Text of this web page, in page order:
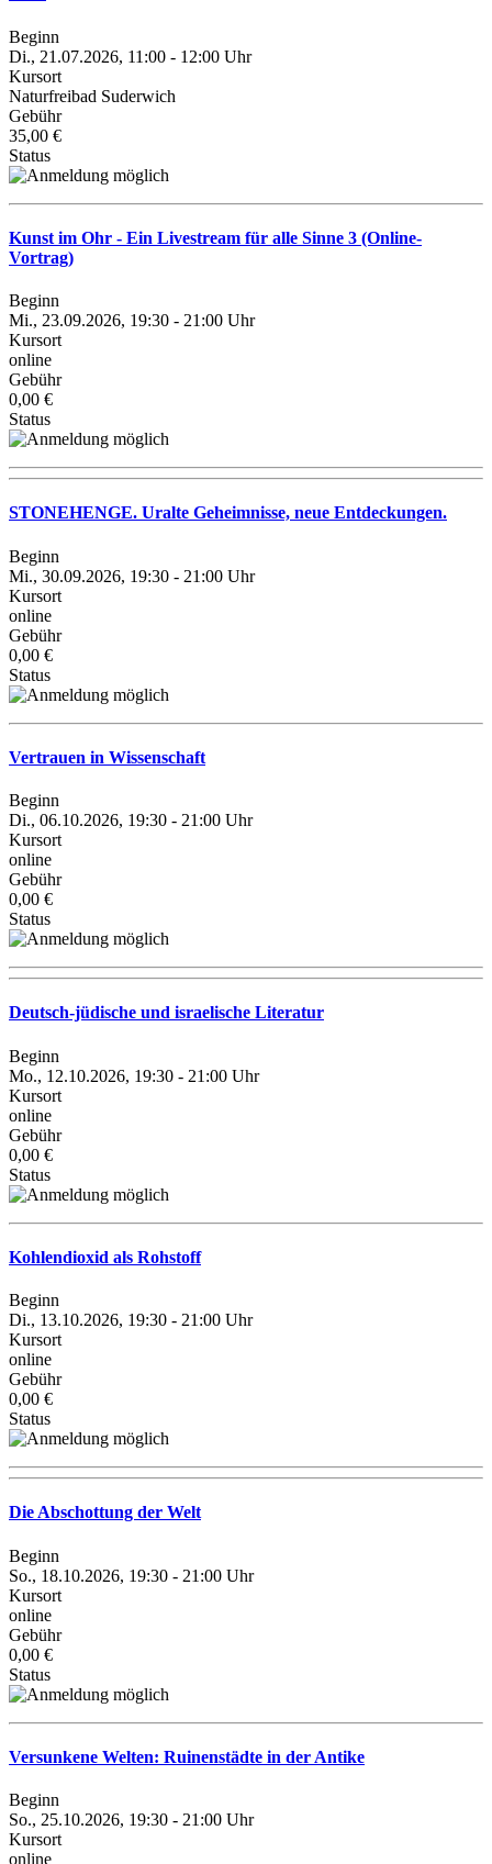
Beginn
Di., 21.07.2026, 11:00 - 12:00 Uhr
Kursort
Naturfreibad Suderwich
Gebühr
35,00 €
Status
Kunst im Ohr - Ein Livestream für alle Sinne 3 (Online-
Vortrag)
Beginn
Mi., 23.09.2026, 19:30 - 21:00 Uhr
Kursort
online
Gebühr
0,00 €
Status
STONEHENGE. Uralte Geheimnisse, neue Entdeckungen.
Beginn
Mi., 30.09.2026, 19:30 - 21:00 Uhr
Kursort
online
Gebühr
0,00 €
Status
Vertrauen in Wissenschaft
Beginn
Di., 06.10.2026, 19:30 - 21:00 Uhr
Kursort
online
Gebühr
0,00 €
Status
Deutsch-jüdische und israelische Literatur
Beginn
Mo., 12.10.2026, 19:30 - 21:00 Uhr
Kursort
online
Gebühr
0,00 €
Status
Kohlendioxid als Rohstoff
Beginn
Di., 13.10.2026, 19:30 - 21:00 Uhr
Kursort
online
Gebühr
0,00 €
Status
Die Abschottung der Welt
Beginn
So., 18.10.2026, 19:30 - 21:00 Uhr
Kursort
online
Gebühr
0,00 €
Status
Versunkene Welten: Ruinenstädte in der Antike
Beginn
So., 25.10.2026, 19:30 - 21:00 Uhr
Kursort
online